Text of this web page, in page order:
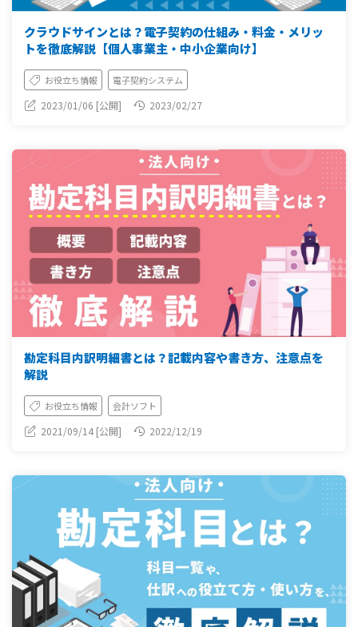
クラウドサインとは？電子契約の仕組み・料金・メリッ
トを徹底解説【個人事業主・中小企業向け】
お役立ち情報 電子契約システム
2023/01/06 [公開] 2023/02/27
勘定科目内訳明細書とは？記載内容や書き方、注意点を
解説
お役立ち情報 会計ソフト
2021/09/14 [公開] 2022/12/19